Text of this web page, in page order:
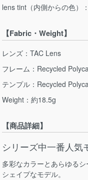
lens tint（内側からの色）
【Fabric・Weight】
レンズ：TAC Lens
フレーム：Recycled
テンプル：Recycled
Weight：約18.5g
【商品詳細】
シリーズ中一番人気
多彩なカラーとあらゆる
シェイプなモデル。